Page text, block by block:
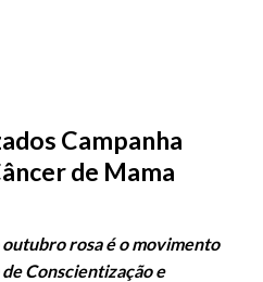
Campanha
de Mama
outubro rosa é o movimento
Conscientização e